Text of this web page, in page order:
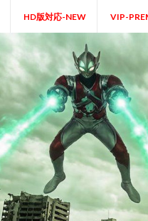
HD版対応-NEW VIP-